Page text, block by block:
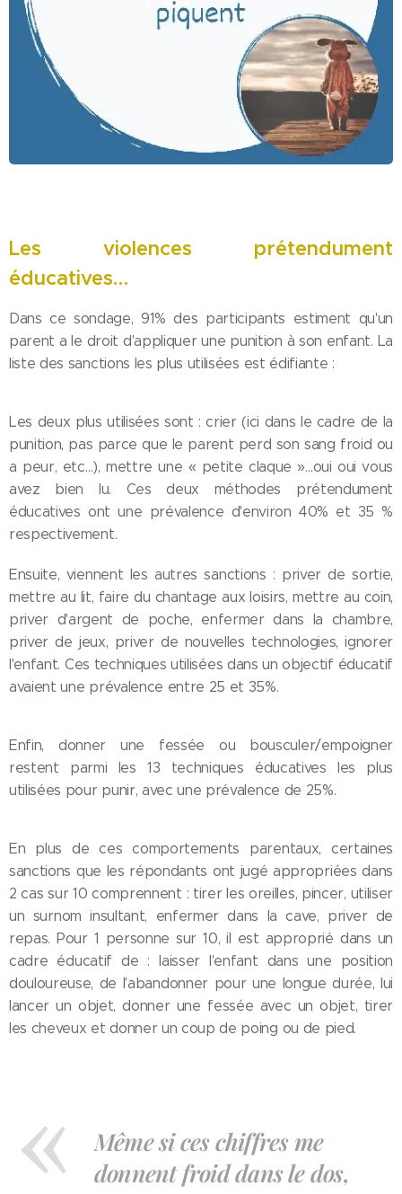
Les violences prétendument
éducatives…
Dans ce sondage, 91% des participants estiment qu'un
parent a le droit d'appliquer une punition à son enfant. La
liste des sanctions les plus utilisées est édifiante :
Les deux plus utilisées sont : crier (ici dans le cadre de la
punition, pas parce que le parent perd son sang froid ou
a peur, etc…), mettre une « petite claque »…oui oui vous
avez bien lu. Ces deux méthodes prétendument
éducatives ont une prévalence d'environ 40% et 35 %
respectivement.
Ensuite, viennent les autres sanctions : priver de sortie,
mettre au lit, faire du chantage aux loisirs, mettre au coin,
priver d'argent de poche, enfermer dans la chambre,
priver de jeux, priver de nouvelles technologies, ignorer
l'enfant. Ces techniques utilisées dans un objectif éducatif
avaient une prévalence entre 25 et 35%.
Enfin, donner une fessée ou bousculer/empoigner
restent parmi les 13 techniques éducatives les plus
utilisées pour punir, avec une prévalence de 25%.
En plus de ces comportements parentaux, certaines
sanctions que les répondants ont jugé appropriées dans
2 cas sur 10 comprennent : tirer les oreilles, pincer, utiliser
un surnom insultant, enfermer dans la cave, priver de
repas. Pour 1 personne sur 10, il est approprié dans un
cadre éducatif de : laisser l'enfant dans une position
douloureuse, de l'abandonner pour une longue durée, lui
lancer un objet, donner une fessée avec un objet, tirer
les cheveux et donner un coup de poing ou de pied.
Même si ces chiffres me
donnent froid dans le dos,